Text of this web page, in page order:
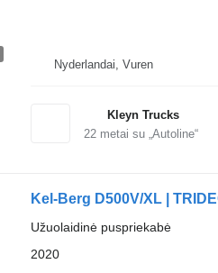
Nyderlandai, Vuren
Kleyn Trucks
22metai su „Autoline“
Kel-Berg D500V/XL |
Užuolaidinė puspriekabė
2020